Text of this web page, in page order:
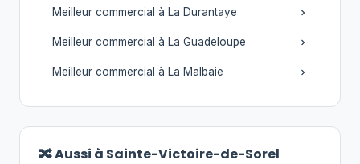
Meilleur commercial à La Durantaye
Meilleur commercial à La Guadeloupe
Meilleur commercial à La Malbaie
🔀 Aussi à Sainte-Victoire-de-Sorel